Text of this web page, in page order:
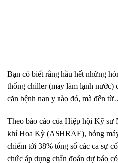
Bạn có biết rằng hầu hết những
thống chiller (máy làm lạnh nước)
căn bệnh nan y nào đó, mà đến
Theo báo cáo của Hiệp hội Kỹ
khí Hoa Kỳ (ASHRAE), hỏng
chiếm tới 38% tổng số các ca sự
chức áp dụng chẩn đoán dự báo